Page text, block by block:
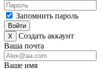
Запомнить пароль
Войти
X
Создать аккаунт
Ваша почта
Ваше имя